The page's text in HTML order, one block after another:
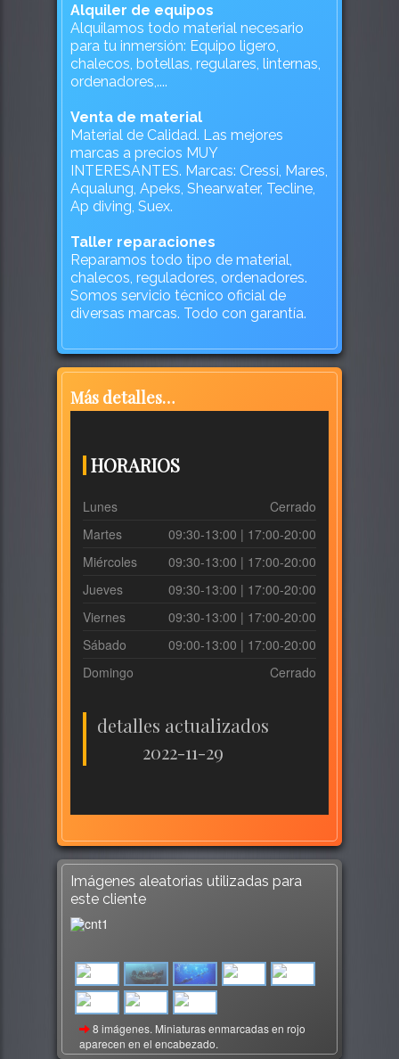
Alquiler de equipos
Alquilamos todo material necesario
para tu inmersión: Equipo ligero,
chalecos, botellas, regulares, linternas,
ordenadores,....
Venta de material
Material de Calidad. Las mejores
marcas a precios MUY
INTERESANTES. Marcas: Cressi, Mares,
Aqualung, Apeks, Shearwater, Tecline,
Ap diving, Suex.
Taller reparaciones
Reparamos todo tipo de material,
chalecos, reguladores, ordenadores.
Somos servicio técnico oficial de
diversas marcas. Todo con garantía.
Más detalles…
HORARIOS
Lunes
Cerrado
Martes
09:30-13:00 | 17:00-20:00
Miércoles
09:30-13:00 | 17:00-20:00
Jueves
09:30-13:00 | 17:00-20:00
Viernes
09:30-13:00 | 17:00-20:00
Sábado
09:00-13:00 | 17:00-20:00
Domingo
Cerrado
detalles actualizados
2022-11-29
Imágenes aleatorias utilizadas para
este cliente
8 imágenes. Miniaturas enmarcadas en rojo
aparecen en el encabezado.